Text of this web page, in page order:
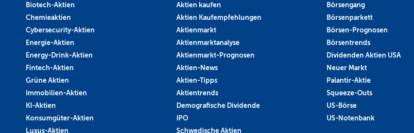
Biotech-Aktien
Chemieaktien
Cybersecurity-Aktien
Energie-Aktien
Energy-Drink-Aktien
Fintech-Aktien
Grüne Aktien
Immobilien-Aktien
KI-Aktien
Konsumgüter-Aktien
Luxus-Aktien
Aktien kaufen
Aktien Kaufempfehlungen
Aktienmarkt
Aktienmarktanalyse
Aktienmarkt-Prognosen
Aktien-News
Aktien-Tipps
Aktientrends
Demografische Dividende
IPO
Schwedische Aktien
Börsengang
Börsenparkett
Börsen-Prognosen
Börsentrends
Dividenden Aktien USA
Neuer Markt
Palantir-Aktie
Squeeze-Outs
US-Börse
US-Notenbank